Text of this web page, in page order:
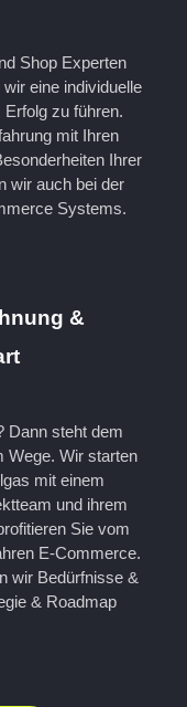
Shop Experten
eine individuelle
zu führen.
mit Ihren
Ihrer
wir auch bei der
Systems.
&
Dann steht dem
Wege. Wir starten
mit einem
und ihrem
Sie vom
E-Commerce.
wir Bedürfnisse &
& Roadmap